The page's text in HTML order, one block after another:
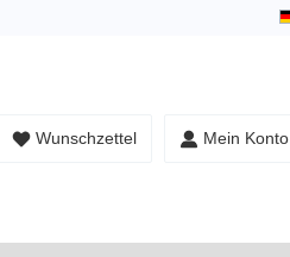
Wunschzettel Mein Konto